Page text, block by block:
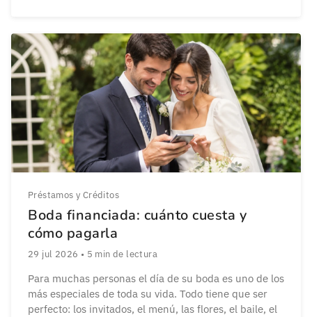
menos requisitos y avales y se otorgan […]
Préstamos y Créditos
Boda financiada: cuánto cuesta y
cómo pagarla
29 jul 2026 • 5 min de lectura
Para muchas personas el día de su boda es uno de los
más especiales de toda su vida. Todo tiene que ser
perfecto: los invitados, el menú, las flores, el baile, el